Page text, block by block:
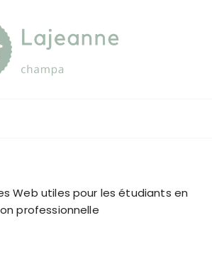
Web utiles pour les étudiants en
professionnelle